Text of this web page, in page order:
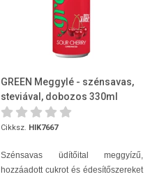
GREEN Meggylé - szénsavas,
steviával, dobozos 330ml
Cikksz. HIK7667
Szénsavas üdítőital meggyízű,
hozzáadott cukrot és édesítőszereket